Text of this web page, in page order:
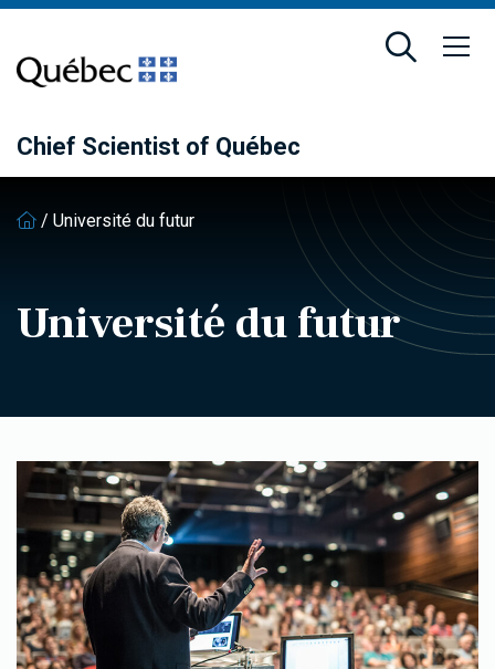
main
content
footer
Chief Scientist of Québec
/ Université du futur
Université du futur